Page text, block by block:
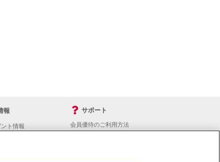
報
ト情報
サポート
会員優待のご利用方法